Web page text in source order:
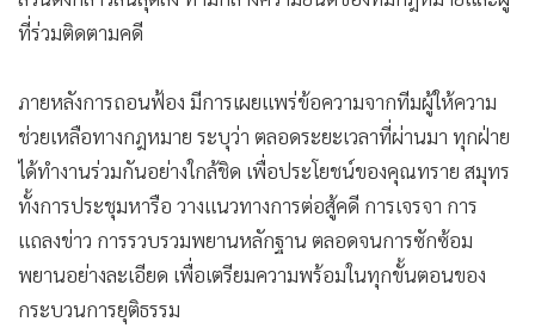
• ชุมชน-คุณภาพชีวิต
• Motoring
• เกม
• วิทยาศาสตร์
• SMEs
• หุ้น
• อินโดจีน
• กองทุนรวม
ที่ร่วมติดตามคดี
ภายหลังการถอนฟ้อง มีการเผยแพร่ข้อความจากทีมผู้ให้ความ
ช่วยเหลือทางกฎหมาย ระบุว่า ตลอดระยะเวลาที่ผ่านมา ทุกฝ่าย
ได้ทำงานร่วมกันอย่างใกล้ชิด เพื่อประโยชน์ของคุณทราย สมุทร
ทั้งการประชุมหารือ วางแนวทางการต่อสู้คดี การเจรจา การ
แถลงข่าว การรวบรวมพยานหลักฐาน ตลอดจนการซักซ้อม
พยานอย่างละเอียด เพื่อเตรียมความพร้อมในทุกขั้นตอนของ
กระบวนการยุติธรรม